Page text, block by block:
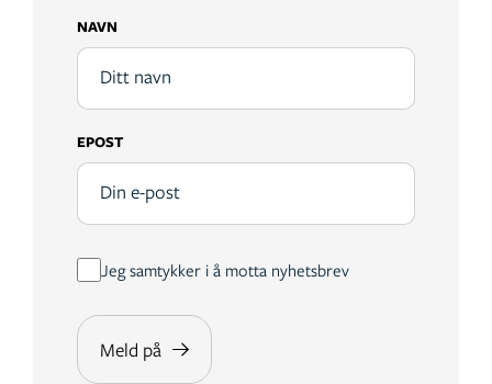
NAVN
EPOST
Jeg samtykker i å motta nyhetsbrev